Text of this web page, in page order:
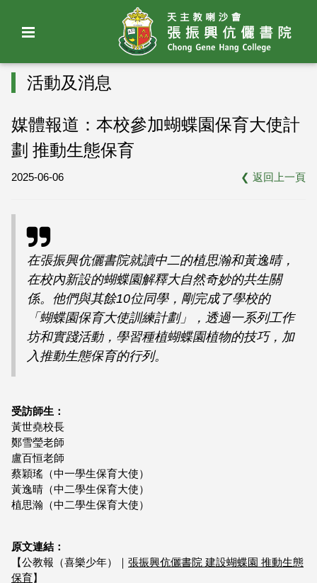
活動及消息
媒體報道：本校參加蝴蝶園保育大使計
劃 推動生態保育
2025-06-06 ❮ 返回上一頁
在張振興伉儷書院就讀中二的植思瀚和黃逸晴，
在校內新設的蝴蝶園解釋大自然奇妙的共生關
係。他們與其餘10位同學，剛完成了學校的
「蝴蝶園保育大使訓練計劃」，透過一系列工作
坊和實踐活動，學習種植蝴蝶園植物的技巧，加
入推動生態保育的行列。
受訪師生：
黃世堯校長
鄭雪瑩老師
盧百恒老師
蔡穎瑤（中一學生保育大使）
黃逸晴（中二學生保育大使）
植思瀚（中二學生保育大使）
原文連結：
【公教報（喜樂少年）｜ 張振興伉儷書院 建設蝴蝶園 推動生態
保育】